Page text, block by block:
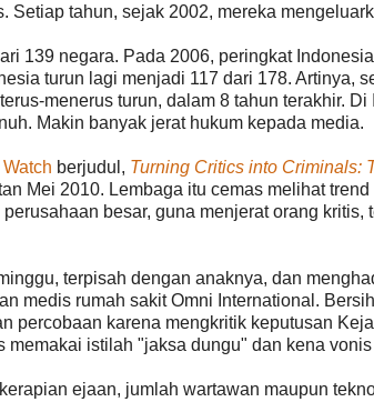
Setiap tahun, sejak 2002, mereka
139 negara. Pada 2006, peringkat
turun lagi menjadi 117 dari 178. Artinya,
menerus turun, dalam 8 tahun terakhir.
Makin banyak jerat hukum kepada media.
berjudul, Turning Critics into Criminals:
Mei 2010. Lembaga itu cemas melihat
besar, guna menjerat orang kritis,
terpisah dengan anaknya, dan
medis rumah sakit Omni International.
percobaan karena mengkritik keputusan
istilah "jaksa dungu" dan kena
ejaan, jumlah wartawan maupun